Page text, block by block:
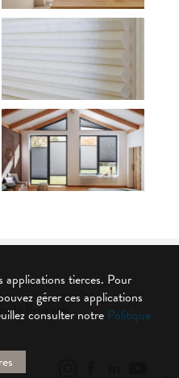
le livraison
applications tierces. Pour
gérer ces applications
consulter notre Politique